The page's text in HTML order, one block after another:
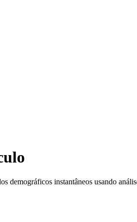
demográficos instantâneos usando